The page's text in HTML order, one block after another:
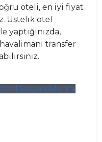
oteli, en iyi fiyat
Üstelik otel
yaptığınızda,
transfer
Otel Seçeneklerini